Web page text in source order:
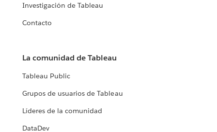
Investigación de Tableau
Contacto
La comunidad de Tableau
Tableau Public
Grupos de usuarios de Tableau
Líderes de la comunidad
DataDev